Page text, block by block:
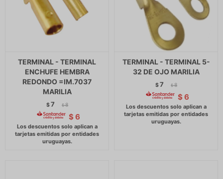
TERMINAL - TERMINAL
ENCHUFE HEMBRA
REDONDO =IM.7037
MARILIA
$7 $ 8
$ 6
TERMINAL - TERMINAL 5-
32 DE OJO MARILIA
$7 $ 8
$ 6